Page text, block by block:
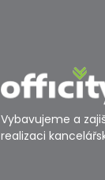
Vybavujeme a
realizaci